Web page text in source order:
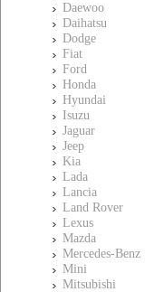
Daewoo
Daihatsu
Dodge
Fiat
Ford
Honda
Hyundai
Isuzu
Jaguar
Jeep
Kia
Lada
Lancia
Land Rover
Lexus
Mazda
Mercedes-Benz
Mini
Mitsubishi